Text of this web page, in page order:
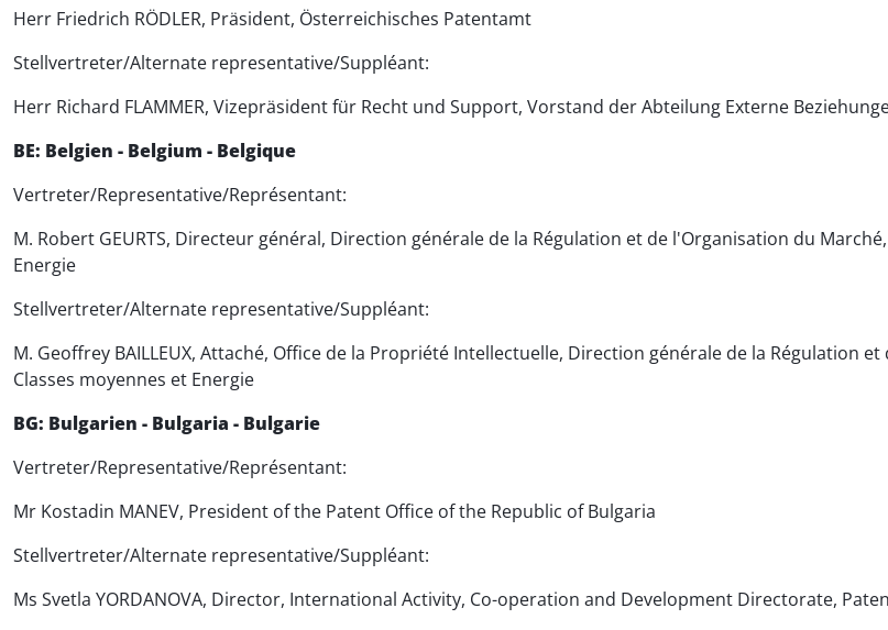
Herr Friedrich RÖDLER, Präsident, Österreichisches Patentamt
Stellvertreter/Alternate representative/Suppléant:
Herr Richard FLAMMER, Vizepräsident für Recht und Support, Vorstand der Abteilung Externe
BE: Belgien - Belgium - Belgique
Vertreter/Representative/Représentant:
M. Robert GEURTS, Directeur général, Direction générale de la Régulation et de l'Organisation du
Energie
Stellvertreter/Alternate representative/Suppléant:
M. Geoffrey BAILLEUX, Attaché, Office de la Propriété Intellectuelle, Direction générale de la Régulation
Classes moyennes et Energie
BG: Bulgarien - Bulgaria - Bulgarie
Vertreter/Representative/Représentant:
Mr Kostadin MANEV, President of the Patent Office of the Republic of Bulgaria
Stellvertreter/Alternate representative/Suppléant:
Ms Svetla YORDANOVA, Director, International Activity, Co-operation and Development Directorate,